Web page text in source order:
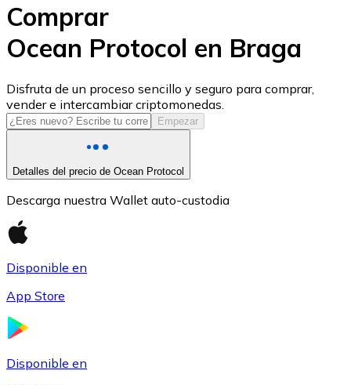
USD Coin
USDC
Comprar
Ocean Protocol en Braga
Disfruta de un proceso sencillo y seguro para comprar,
vender e intercambiar criptomonedas.
Empezar
Detalles del precio de Ocean Protocol
Descarga nuestra Wallet auto-custodia
Disponible en
App Store
Disponible en